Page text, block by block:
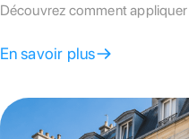
Découvrez comment
sans faux pas.
En savoir plus